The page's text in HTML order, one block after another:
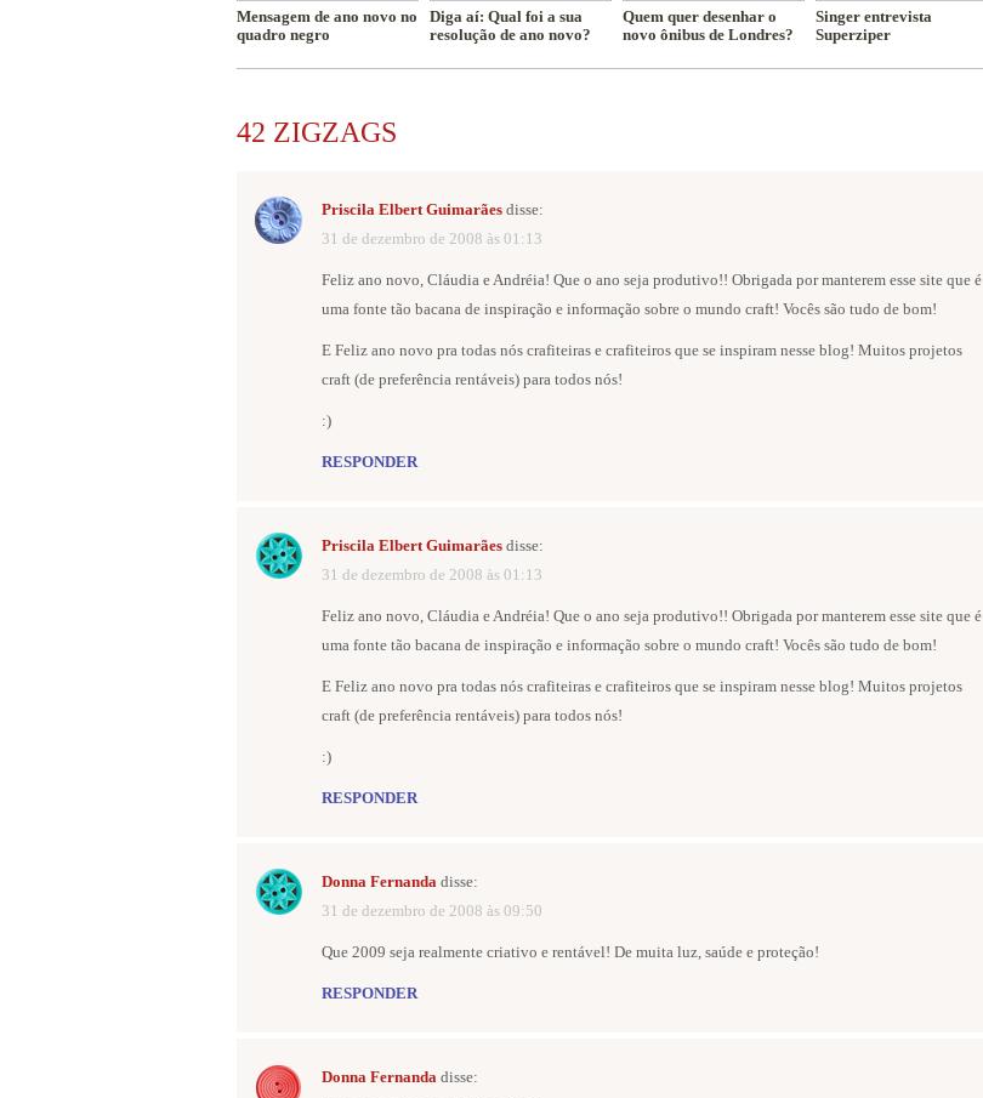
Mensagem de ano novo no
quadro negro
Diga aí: Qual foi a sua
resolução de ano novo?
Quem quer desenhar o
novo ônibus de Londres?
Singer entrevista
Superziper
42 ZIGZAGS
Priscila Elbert Guimarães disse:
31 de dezembro de 2008 às 01:13
Feliz ano novo, Cláudia e Andréia! Que o ano seja produtivo!! Obrigada por manterem esse site que é
uma fonte tão bacana de inspiração e informação sobre o mundo craft! Vocês são tudo de bom!
E Feliz ano novo pra todas nós crafiteiras e crafiteiros que se inspiram nesse blog! Muitos projetos
craft (de preferência rentáveis) para todos nós!
:)
RESPONDER
Priscila Elbert Guimarães disse:
31 de dezembro de 2008 às 01:13
Feliz ano novo, Cláudia e Andréia! Que o ano seja produtivo!! Obrigada por manterem esse site que é
uma fonte tão bacana de inspiração e informação sobre o mundo craft! Vocês são tudo de bom!
E Feliz ano novo pra todas nós crafiteiras e crafiteiros que se inspiram nesse blog! Muitos projetos
craft (de preferência rentáveis) para todos nós!
:)
RESPONDER
Donna Fernanda disse:
31 de dezembro de 2008 às 09:50
Que 2009 seja realmente criativo e rentável! De muita luz, saúde e proteção!
RESPONDER
Donna Fernanda disse: